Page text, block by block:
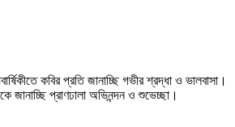
কবির প্রতি জানাচ্ছি গভীর শ্রদ্ধা ও ভালবাসা।
জানাচ্ছি প্রাণঢালা অভিনন্দন ও শুভেচ্ছা।